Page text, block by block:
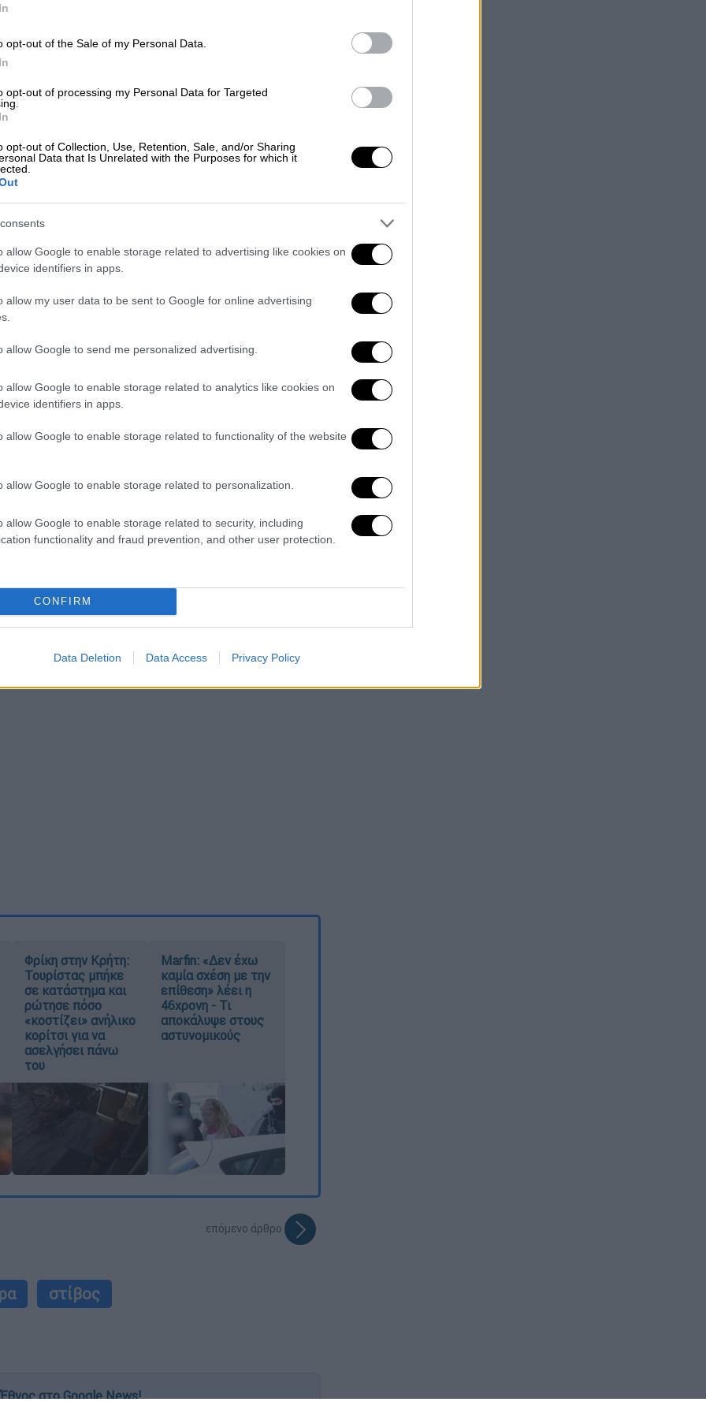
opt-out of the Sale of my Personal Data.
opt-out of processing my Personal Data for Targeted
opt-out of Collection, Use, Retention, Sale, and/or Sharing
Data that Is Unrelated with the Purposes for which it
allow Google to enable storage related to advertising like cookies on
identifiers in apps.
allow my user data to be sent to Google for online advertising
allow Google to send me personalized advertising.
allow Google to enable storage related to analytics like cookies on
identifiers in apps.
allow Google to enable storage related to functionality of the website
allow Google to enable storage related to personalization.
allow Google to enable storage related to security, including
functionality and fraud prevention, and other user protection.
CONFIRM
Data Deletion Data Access Privacy Policy
Δεύτερη θέση στο Diamond
στο προπονητικό κέντρο της
στη φόρα του, πατώντας μακριά
οι οποίες δεν έδωσαν μεγάλα
προσπάθεια και συνεχίστηκε με τον
(!) πίσω από τη βαλβίδα και
και συγκεκριμένα στα 7,66 μ, μένοντας
αν και η φόρα του ήταν καλύτερη, βγήκε
την προσπάθειά του, με το
έκτη και τελευταία του προσπάθεια, ο
στα 8 μέτρα, όμως και πάλι
καταγράφεται ως άκυρο. Έτσι, ο
επίδοση τα 7,66 μ. και την 6η
Εχάμερ με επίδοση 8,32 μ.
του που είχαν γεμίσει τις
Φρίκη στην Κρήτη:
Τουρίστας μπήκε
σε κατάστημα και
ρώτησε πόσο
«κοστίζει» ανήλικο
κορίτσι για να
ασελγήσει πάνω
του
Marfin: «Δεν έχω
καμία σχέση με την
επίθεση» λέει η
46χρονη - Τι
αποκάλυψε στους
αστυνομικούς
επόμενο άρθρο
στίβος
στο Google News!